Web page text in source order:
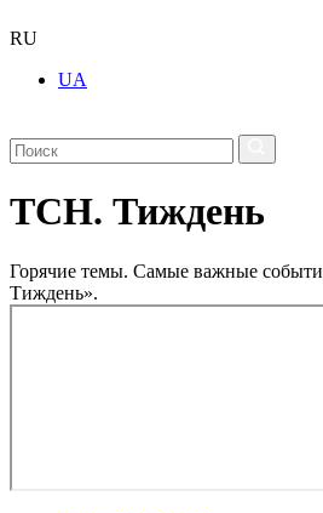
RU
UA
ТСН. Тиждень
Горячие темы. Самые важные
Тиждень».